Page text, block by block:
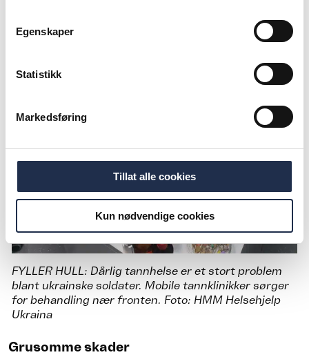
Egenskaper
Statistikk
Markedsføring
Tillat alle cookies
Kun nødvendige cookies
FYLLER HULL: Dårlig tannhelse er et stort problem
blant ukrainske soldater. Mobile tannklinikker sørger
for behandling nær fronten. Foto: HMM Helsehjelp
Ukraina
Grusomme skader